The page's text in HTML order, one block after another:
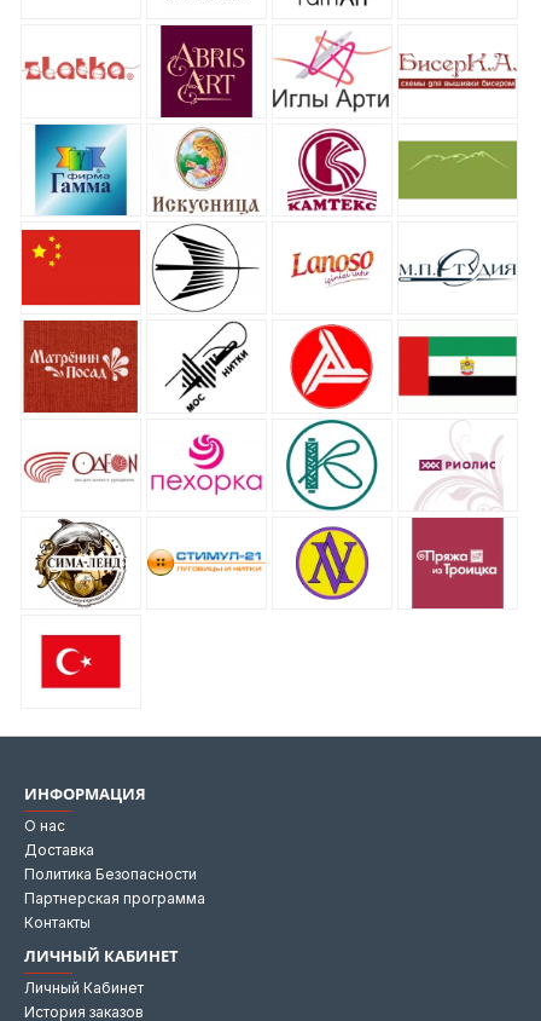
ИНФОРМАЦИЯ
О нас
Доставка
Политика Безопасности
Партнерская программа
Контакты
ЛИЧНЫЙ КАБИНЕТ
Личный Кабинет
История заказов